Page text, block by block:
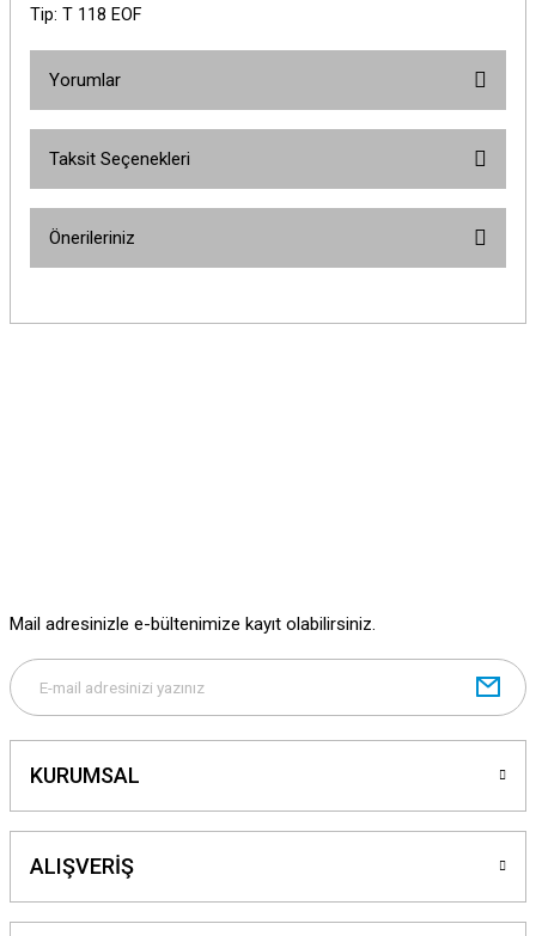
Tip: T 118 EOF
Yorumlar
Taksit Seçenekleri
Önerileriniz
yetersiz gördüğünüz noktaları öneri formunu kullanarak tarafımıza
Gönder
Mail adresinizle e-bültenimize kayıt olabilirsiniz.
KURUMSAL
ALIŞVERİŞ